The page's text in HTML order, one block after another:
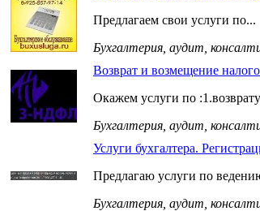
Предлагаем свои услуги по...
Бухгалтерия, аудит,
Возврат и возмещение
Окажем услуги по
Бухгалтерия, аудит,
Услуги бухгалтера.
Предлагаю услуги по
Бухгалтерия, аудит,